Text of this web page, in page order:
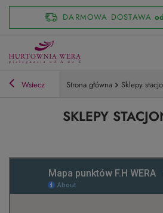
DARMOWA DOSTAWA
Wstecz Strona główna Sklepy
SKLEPY